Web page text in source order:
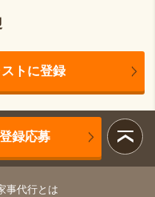
トに登録
録応募
事代行とは